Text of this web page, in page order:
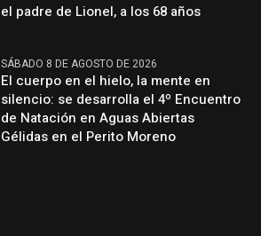
el padre de Lionel, a los 68 años
SÁBADO 8 DE AGOSTO DE 2026
El cuerpo en el hielo, la mente en
silencio: se desarrolla el 4º Encuentro
de Natación en Aguas Abiertas
Gélidas en el Perito Moreno